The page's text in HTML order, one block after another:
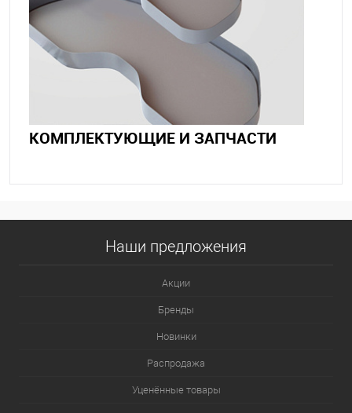
КОМПЛЕКТУЮЩИЕ И ЗАПЧАСТИ
Наши предложения
Акции
Бренды
Новинки
Распродажа
Уценённые товары